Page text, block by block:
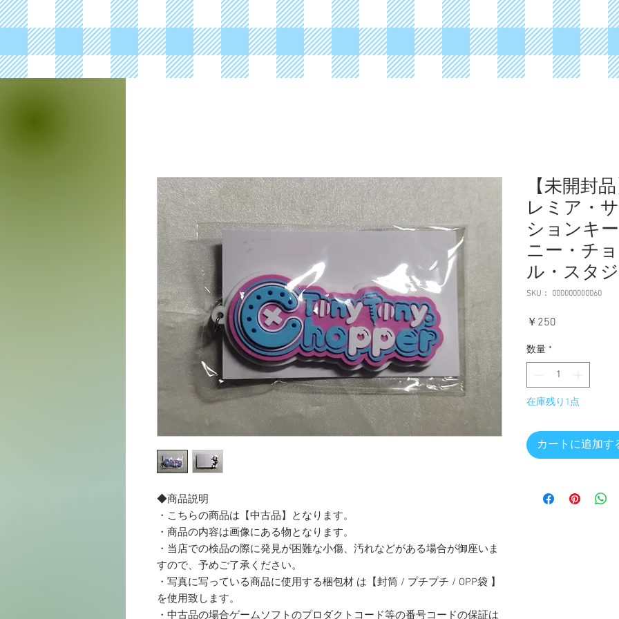
◆商品説明
・こちらの商品は【中古品】となります。
・商品の内容は画像にある物となります。
・当店での検品の際に発見が困難な小傷、汚れなどがある場合が御座いま
すので、予めご了承ください。
・写真に写っている商品に使用する梱包材 は【封筒 / プチプチ / OPP袋 】
を使用致します。
・中古品の場合ゲームソフトのプロダクトコード等の番号コードの保証は
【未開封
レミア・
ションキ
ニー・チ
ル・スタ
SKU： 000000000060
￥250
数量 *
在庫残り1点
カートに追加す